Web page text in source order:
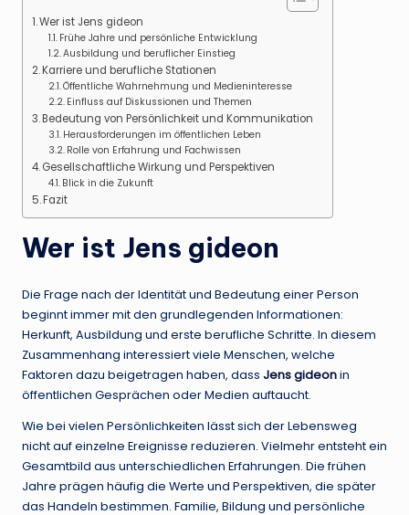
Wer ist Jens gideon
Frühe Jahre und persönliche Entwicklung
Ausbildung und beruflicher Einstieg
Karriere und berufliche Stationen
Öffentliche Wahrnehmung und Medieninteresse
Einfluss auf Diskussionen und Themen
Bedeutung von Persönlichkeit und Kommunikation
Herausforderungen im öffentlichen Leben
Rolle von Erfahrung und Fachwissen
Gesellschaftliche Wirkung und Perspektiven
Blick in die Zukunft
Fazit
Wer ist Jens gideon
Die Frage nach der Identität und Bedeutung einer Person
beginnt immer mit den grundlegenden Informationen:
Herkunft, Ausbildung und erste berufliche Schritte. In diesem
Zusammenhang interessiert viele Menschen, welche
Faktoren dazu beigetragen haben, dass Jens gideonin
öffentlichen Gesprächen oder Medien auftaucht.
Wie bei vielen Persönlichkeiten lässt sich der Lebensweg
nicht auf einzelne Ereignisse reduzieren. Vielmehr entsteht ein
Gesamtbild aus unterschiedlichen Erfahrungen. Die frühen
Jahre prägen häufig die Werte und Perspektiven, die später
das Handeln bestimmen. Familie, Bildung und persönliche